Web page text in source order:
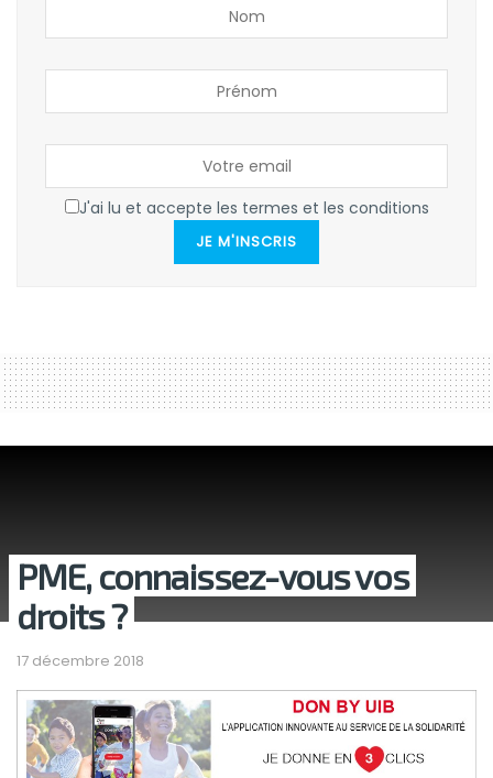
J'ai lu et accepte les termes et les conditions
JE M'INSCRIS
PME, connaissez-vous vos
droits ?
17 décembre 2018